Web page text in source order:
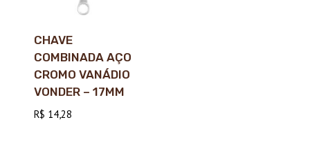
CHAVE
COMBINADA AÇO
CROMO VANÁDIO
VONDER – 17MM
R$ 14,28